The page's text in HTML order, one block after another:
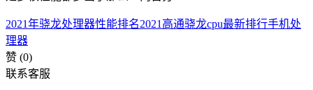
2021年骁龙处理器性能排名2021高通骁龙cpu最新排行手机处
理器
赞 (0)
联系客服